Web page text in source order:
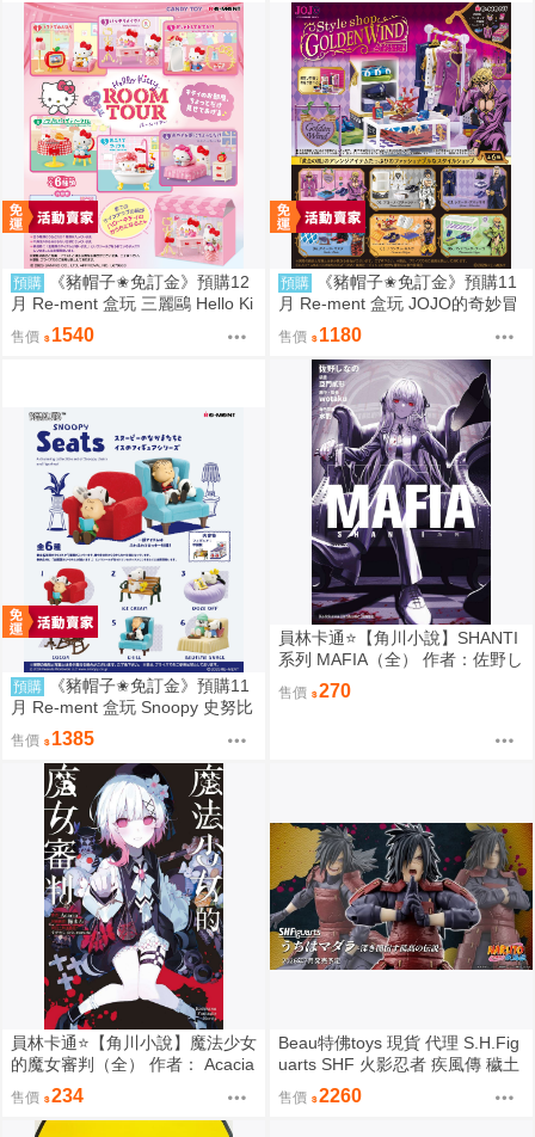
預購
《豬帽子✬免訂金》預購12
月 Re-ment 盒玩 三麗鷗 Hello Ki
tty 秘密房間之旅 中盒6入 0816
售價 1540
預購
《豬帽子✬免訂金》預購11
月 Re-ment 盒玩 JOJO的奇妙冒
險 服裝精品店 黃金之風 中盒6入
0816
售價 1180
預購
《豬帽子✬免訂金》預購11
月 Re-ment 盒玩 Snoopy 史努比
悠閒座椅場景 中盒6入 0816
售價 1385
員林卡通⭐️【角川小說】SHANTI
系列 MAFIA（全） 作者：佐野し
なの (附尼采書套)
售價 270
員林卡通⭐️【角川小說】魔法少女
的魔女審判（全） 作者： Acacia
(附尼采書套)
售價 234
Beau特佛toys 現貨 代理 S.H.Fig
uarts SHF 火影忍者 疾風傳 穢土
轉身 宇智波斑 0209
售價 2260